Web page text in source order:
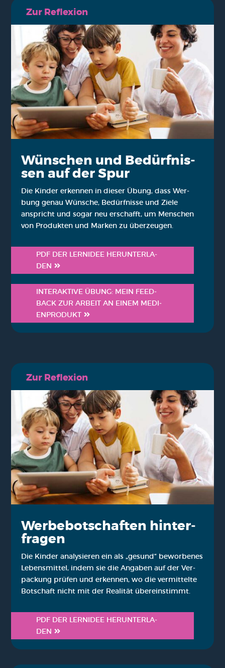
Zur Refle­xi­on
Wün­schen und Bedürf­nis­
sen auf der Spur
Die Kin­der erken­nen in die­ser Übung, dass Wer­
bung genau Wün­sche, Bedürf­nis­se und Zie­le
anspricht und sogar neu erschafft, um Men­schen
von Pro­duk­ten und Mar­ken zu über­zeu­gen.
PDF DER LERN­IDEE HER­UN­TER­LA­
DEN
INTER­AK­TI­VE ÜBUNG: MEIN FEED­
BACK ZUR ARBEIT AN EINEM MEDI­
EN­PRO­DUKT
Zur Refle­xi­on
Wer­be­bot­schaf­ten hin­ter­
fra­gen
Die Kin­der ana­ly­sie­ren ein als „gesund“ bewor­be­nes
Lebens­mit­tel, indem sie die Anga­ben auf der Ver­
pa­ckung prü­fen und erken­nen, wo die ver­mit­tel­te
Bot­schaft nicht mit der Rea­li­tät über­ein­stimmt.
PDF DER LERN­IDEE HER­UN­TER­LA­
DEN